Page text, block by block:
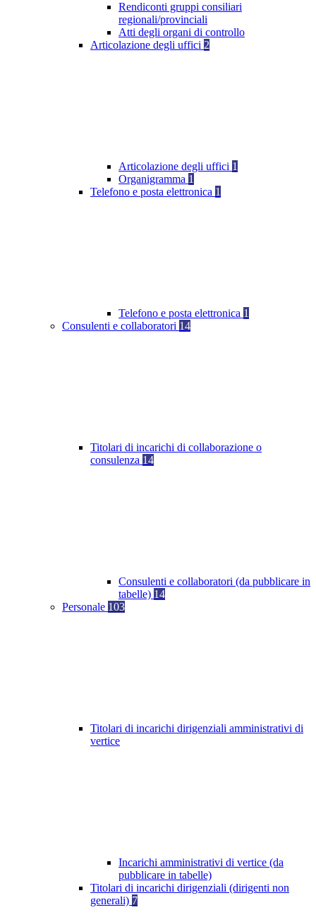
Rendiconti gruppi consiliari
regionali/provinciali
Atti degli organi di controllo
Articolazione degli uffici 2
Articolazione degli uffici 1
Organigramma 1
Telefono e posta elettronica 1
Telefono e posta elettronica 1
Consulenti e collaboratori 14
Titolari di incarichi di collaborazione o
consulenza 14
Consulenti e collaboratori (da pubblicare in
tabelle) 14
Personale 103
Titolari di incarichi dirigenziali amministrativi di
vertice
Incarichi amministrativi di vertice (da
pubblicare in tabelle)
Titolari di incarichi dirigenziali (dirigenti non
generali) 7